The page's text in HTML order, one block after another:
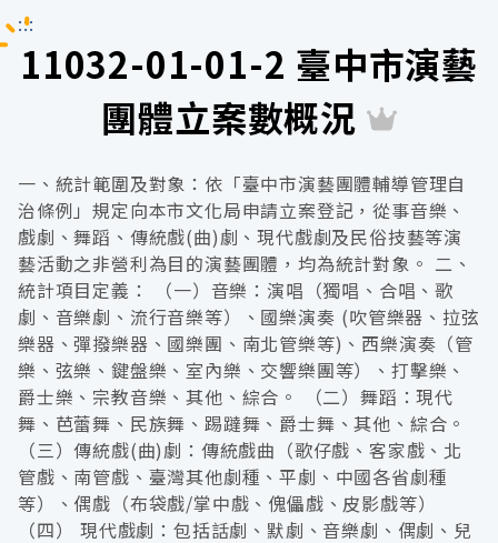
:::
11032-01-01-2 臺中市演藝
團體立案數概況
一、統計範圍及對象：依「臺中市演藝團體輔導管理自
治條例」規定向本市文化局申請立案登記，從事音樂、
戲劇、舞蹈、傳統戲(曲)劇、現代戲劇及民俗技藝等演
藝活動之非營利為目的演藝團體，均為統計對象。 二、
統計項目定義： （一）音樂：演唱（獨唱、合唱、歌
劇、音樂劇、流行音樂等）、國樂演奏 (吹管樂器、拉弦
樂器、彈撥樂器、國樂團、南北管樂等)、西樂演奏（管
樂、弦樂、鍵盤樂、室內樂、交響樂團等）、打擊樂、
爵士樂、宗教音樂、其他、綜合。 （二）舞蹈：現代
舞、芭蕾舞、民族舞、踢躂舞、爵士舞、其他、綜合。
（三）傳統戲(曲)劇：傳統戲曲（歌仔戲、客家戲、北
管戲、南管戲、臺灣其他劇種、平劇、中國各省劇種
等）、偶戲（布袋戲/掌中戲、傀儡戲、皮影戲等）
（四） 現代戲劇：包括話劇、默劇、音樂劇、偶劇、兒